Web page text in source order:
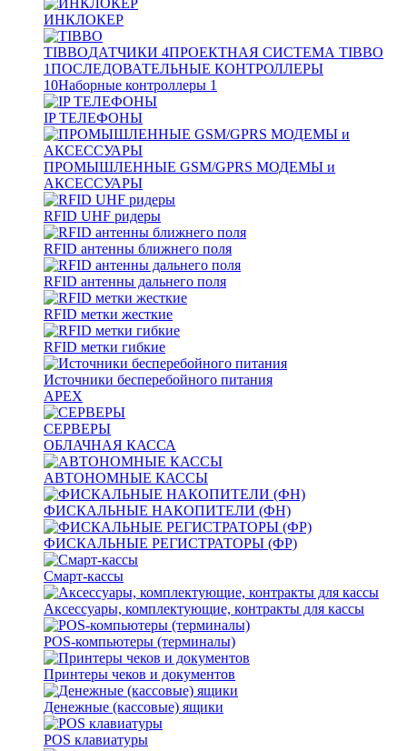
ИНКЛОКЕР
TIBBOДАТЧИКИ 4ПРОЕКТНАЯ СИСТЕМА TIBBO
1ПОСЛЕДОВАТЕЛЬНЫЕ КОНТРОЛЛЕРЫ
10Наборные контроллеры 1
IP ТЕЛЕФОНЫ
ПРОМЫШЛЕННЫЕ GSM/GPRS МОДЕМЫ и
АКСЕССУАРЫ
RFID UHF ридеры
RFID антенны ближнего поля
RFID антенны дальнего поля
RFID метки жесткие
RFID метки гибкие
Источники бесперебойного питания
APEX
СЕРВЕРЫ
ОБЛАЧНАЯ КАССА
АВТОНОМНЫЕ КАССЫ
ФИСКАЛЬНЫЕ НАКОПИТЕЛИ (ФН)
ФИСКАЛЬНЫЕ РЕГИСТРАТОРЫ (ФР)
Смарт-кассы
Аксессуары, комплектующие, контракты для кассы
POS-компьютеры (терминалы)
Принтеры чеков и документов
Денежные (кассовые) ящики
POS клавиатуры